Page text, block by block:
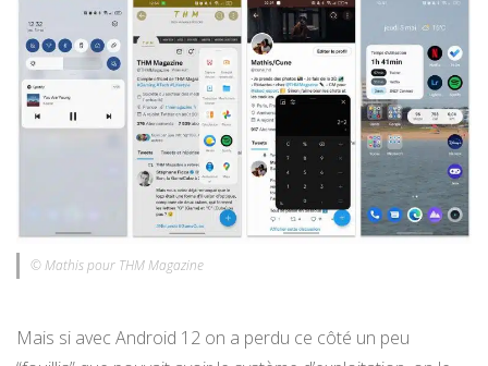
© Mathis pour THM Magazine
Mais si avec Android 12 on a perdu ce côté un peu